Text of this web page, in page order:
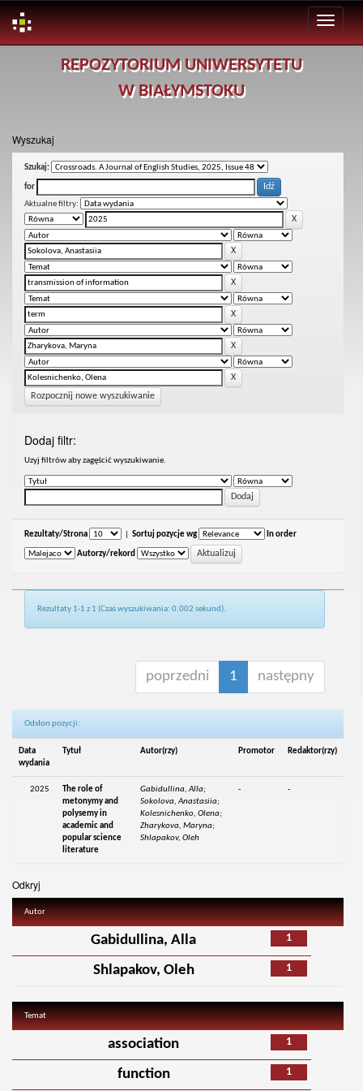
REPOZYTORIUM UNIWERSYTETU
W BIAŁYMSTOKU
Wyszukaj
Szukaj:
for
Aktualne filtry:
Rozpocznij nowe wyszukiwanie
Dodaj filtr:
Uzyj filtrów aby zagęścić wyszukiwanie.
Rezultaty/Strona Sortuj pozycje wg In order
Autorzy/rekord
Rezultaty 1-1 z 1 (Czas wyszukiwania: 0.002 sekund).
poprzedni 1 następny
Odsłon pozycji:
Data
wydania
Tytuł Autor(rzy) Promotor Redaktor(rzy)
2025
The role of
metonymy and
polysemy in
academic and
popular science
literature
Gabidullina, Alla;
Sokolova, Anastasiia;
Kolesnichenko, Olena;
Zharykova, Maryna;
Shlapakov, Oleh
- -
Odkryj
Autor
1
Gabidullina, Alla
1
Shlapakov, Oleh
Temat
1
association
1
function